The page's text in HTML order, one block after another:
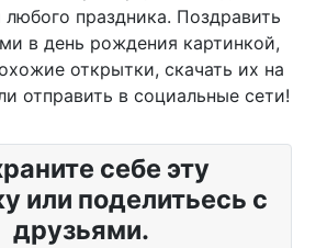
праздника. Поздравить
в день рождения картинкой,
открытки, скачать их на
отправить в социальные сети!
себе эту
или поделитьесь с
друзьями.